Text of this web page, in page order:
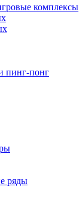
комплексы
пинг-понг
ряды